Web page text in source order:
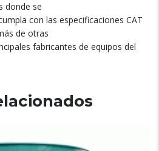
donde se
con las especificaciones CAT
de otras
fabricantes de equipos del